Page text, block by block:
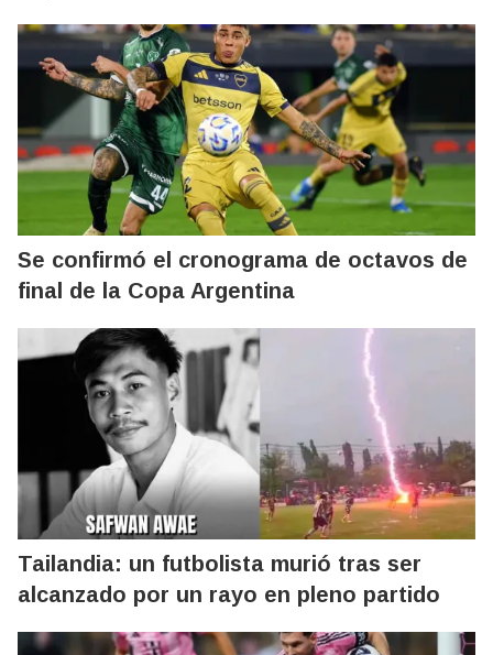
Se confirmó el cronograma de octavos de
final de la Copa Argentina
Tailandia: un futbolista murió tras ser
alcanzado por un rayo en pleno partido